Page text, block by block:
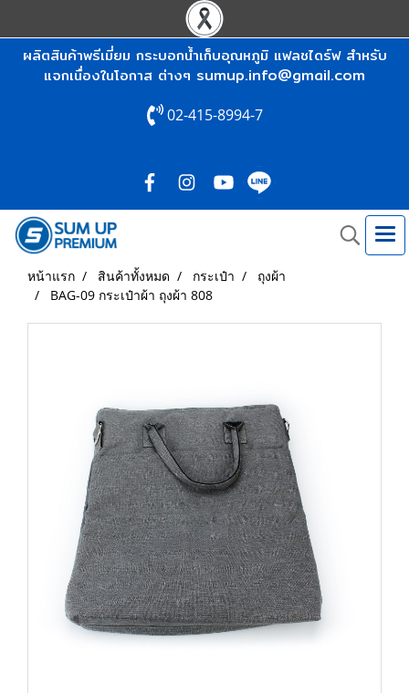
ผลิตสินค้าพรีเมี่ยม กระบอกน้ำเก็บอุณหภูมิ แฟลชไดร์ฟ สำหรับ
แจกเนื่องในโอกาส ต่างๆ sumup.info@gmail.com
02-415-8994-7
หน้าแรก สินค้าทั้งหมด กระเป๋า
ถุงผ้า
BAG-09 กระเป๋าผ้า ถุงผ้า 808